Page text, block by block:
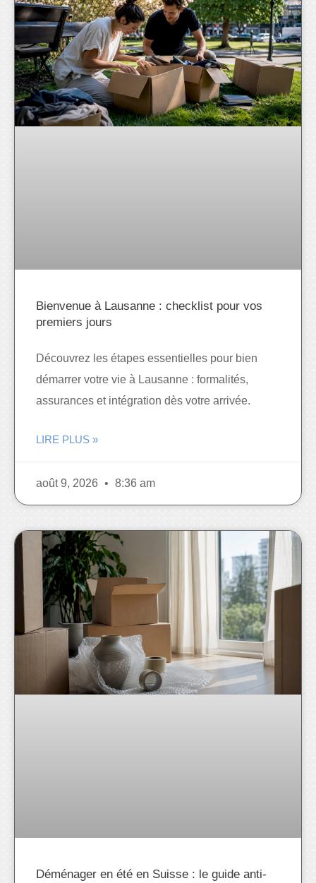
Bienvenue à Lausanne : checklist pour vos
premiers jours
Découvrez les étapes essentielles pour bien
démarrer votre vie à Lausanne : formalités,
assurances et intégration dès votre arrivée.
LIRE PLUS »
août 9, 2026 8:36 am
Déménager en été en Suisse : le guide anti-